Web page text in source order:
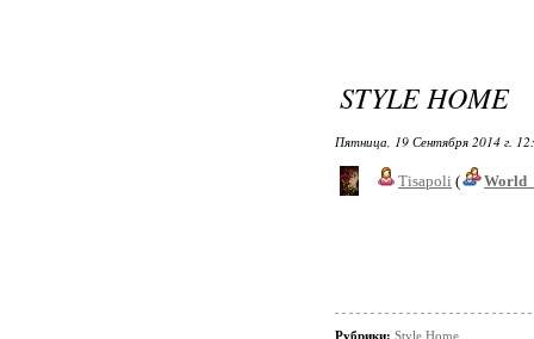
STYLE HOME
Пятница, 19 Сентября 2014 г.
Tisapoli (
Рубрики: Style Home